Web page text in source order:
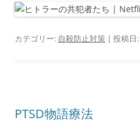
カテゴリー: 自殺防止対策 | 投稿日:
PTSD物語療法